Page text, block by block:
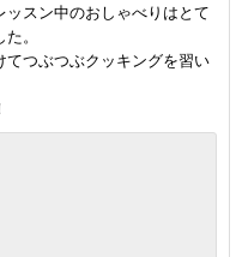
スン中のおしゃべりはとて
。
てつぶつぶクッキングを習い